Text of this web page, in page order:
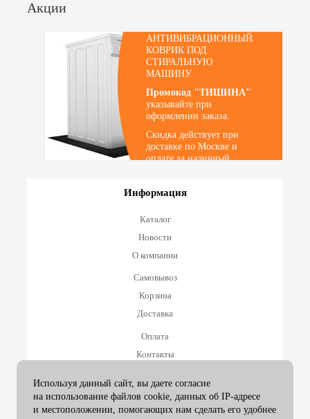
Акции
АНТИВИБРАЦИОННЫЙ
КОВРИК ПОД
СТИРАЛЬНУЮ
МАШИНУ.
Промокод "ТИШИНА"
указывайте при
оформлении заказа.
Скидка действует при
доставке по Москве и
оплате за наличный
суммируются.
Информация
Каталог
Новости
О компании
Самовывоз
Корзина
Доставка
Оплата
Контакты
Принимаем к оплате
Используя данный сайт, вы даете согласие
на использование файлов cookie, данных об IP-адресе
и местоположении, помогающих нам сделать его удобнее